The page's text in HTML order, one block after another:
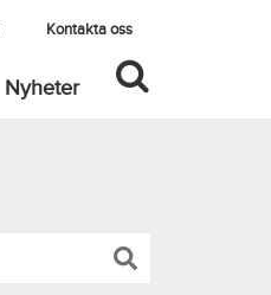
Kontakta oss
Nyheter